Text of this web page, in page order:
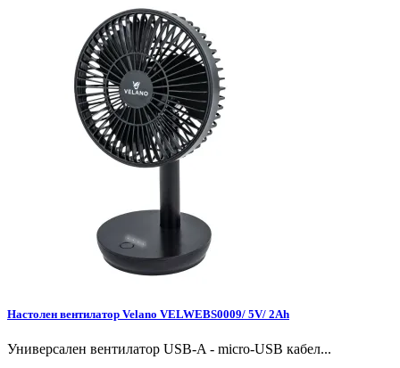
Настолен вентилатор Velano VELWEBS0009/ 5V/ 2Ah
Универсален вентилатор USB-A - micro-USB кабел...